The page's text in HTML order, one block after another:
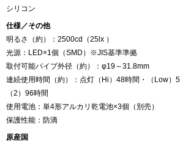
シリコン
仕様／その他
明るさ（約）：2500cd（25lx ）
光源：LED×1個（SMD）※JIS基準準拠
取付可能パイプ外径（約）：φ19～31.8mm
連続使用時間（約）：点灯（Hi）48時間・（Low）
（2）96時間
使用電池：単4形アルカリ乾電池×3個（別売）
保護性能：防滴
原産国